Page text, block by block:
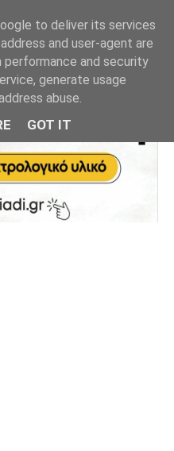
to deliver its services
and user-agent are
performance and security
generate usage
abuse.
GOT IT